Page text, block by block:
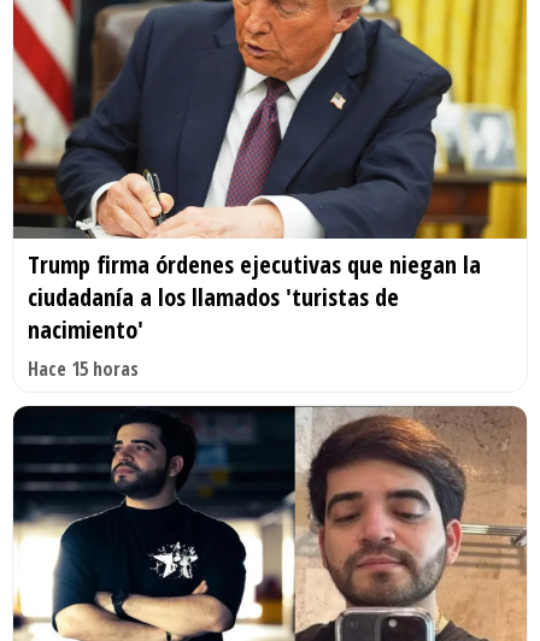
Trump firma órdenes ejecutivas que niegan la
ciudadanía a los llamados 'turistas de
nacimiento'
Hace 15 horas